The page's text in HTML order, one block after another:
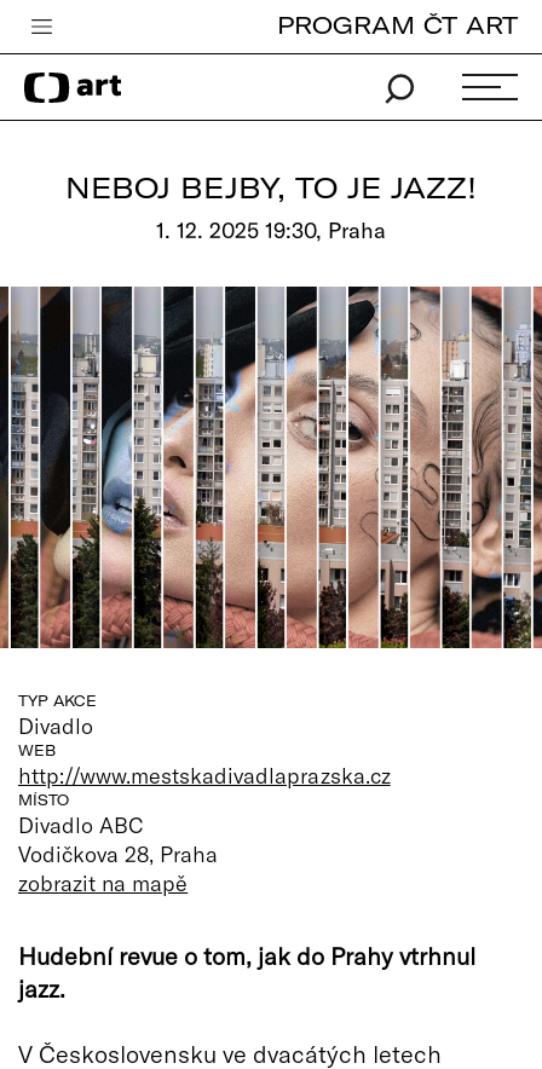
Česká televize
Zpravodajství
Pro děti
edu
Vše o ČT
PROGRAM ČT ART
NEBOJ BEJBY, TO JE JAZZ!
1. 12. 2025 19:30, Praha
TYP AKCE
Divadlo
WEB
http://www.mestskadivadlaprazska.cz
MÍSTO
Divadlo ABC
Vodičkova 28, Praha
zobrazit na mapě
Hudební revue o tom, jak do Prahy vtrhnul
jazz.
V Československu ve dvacátých letech